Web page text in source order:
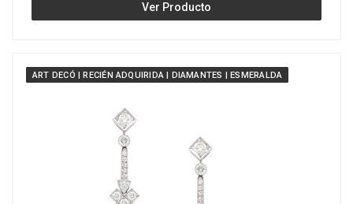
Ver Producto
ART DECÓ | RECIÉN ADQUIRIDA | DIAMANTES | ESMERALDA